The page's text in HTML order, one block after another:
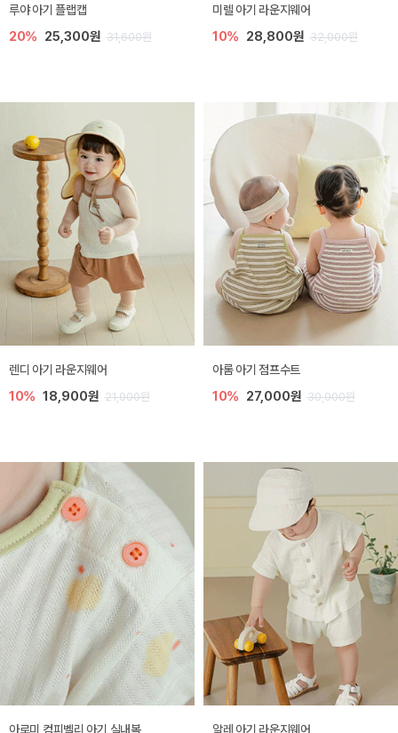
루야 아기 플랩캡
20% 25,300원 31,600원
미렐 아기 라운지웨어
10% 28,800원 32,000원
렌디 아기 라운지웨어
10% 18,900원 21,000원
아롬 아기 점프수트
10% 27,000원 30,000원
아로미 컴피벨리 아기 실내복 알레 아기 라운지웨어